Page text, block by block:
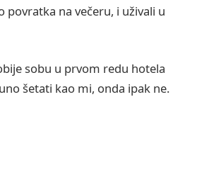
povratka na večeru, i uživali u
sobu u prvom redu hotela
šetati kao mi, onda ipak ne.